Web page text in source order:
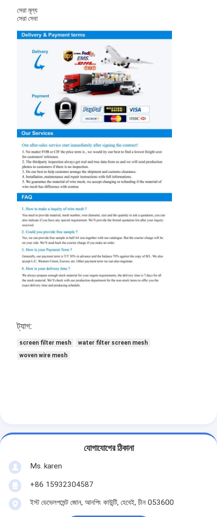
সেরা মূল্য
সেরা সেবা
ট্যাগ:
screen filter mesh
water filter screen mesh
woven wire mesh
যোগাযোগের ঠিকানা
Ms. karen
+86 15932304587
ইস্ট ডেভেলপমেন্ট জোন, আনপিং কাউন্টি, হেবেই, চীন 053600